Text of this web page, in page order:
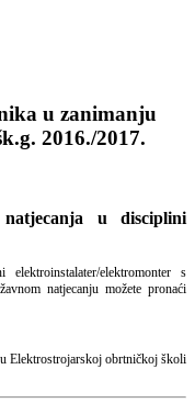
u zanimanju
2016./2017.
u disciplini
elektromonter s
natjecanju možete pronaći
Elektrostrojarskoj obrtničkoj školi